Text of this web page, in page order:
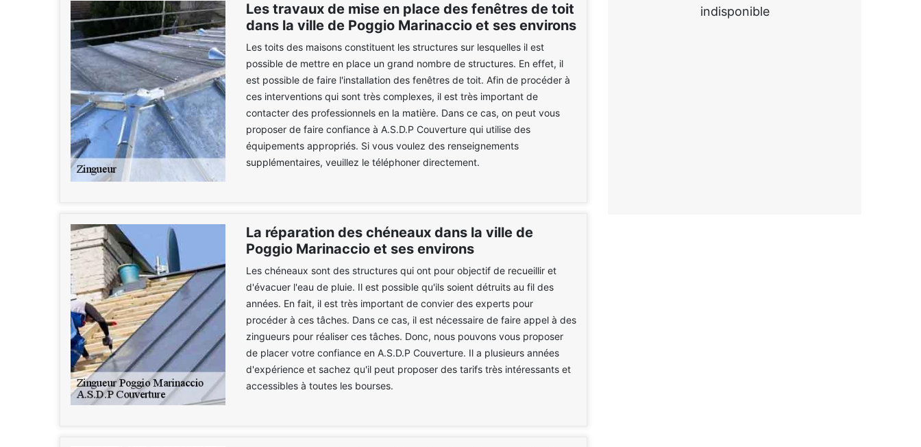
Les travaux de mise en place des fenêtres de toit
dans la ville de Poggio Marinaccio et ses environs
Les toits des maisons constituent les structures sur lesquelles il est
possible de mettre en place un grand nombre de structures. En effet, il
est possible de faire l'installation des fenêtres de toit. Afin de procéder à
ces interventions qui sont très complexes, il est très important de
contacter des professionnels en la matière. Dans ce cas, on peut vous
proposer de faire confiance à A.S.D.P Couverture qui utilise des
équipements appropriés. Si vous voulez des renseignements
supplémentaires, veuillez le téléphoner directement.
La réparation des chéneaux dans la ville de
Poggio Marinaccio et ses environs
Les chéneaux sont des structures qui ont pour objectif de recueillir et
d'évacuer l'eau de pluie. Il est possible qu'ils soient détruits au fil des
années. En fait, il est très important de convier des experts pour
procéder à ces tâches. Dans ce cas, il est nécessaire de faire appel à des
zingueurs pour réaliser ces tâches. Donc, nous pouvons vous proposer
de placer votre confiance en A.S.D.P Couverture. Il a plusieurs années
d'expérience et sachez qu'il peut proposer des tarifs très intéressants et
accessibles à toutes les bourses.
indisponible